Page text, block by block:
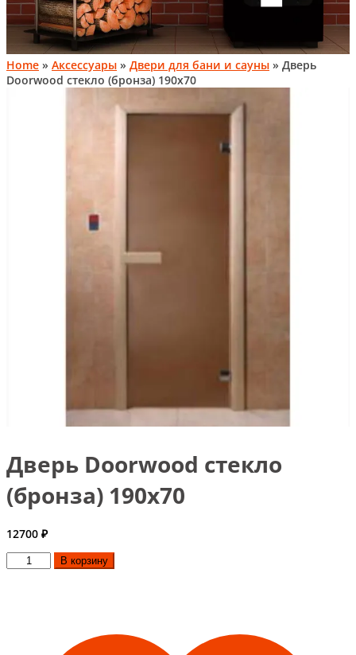
Home » Аксессуары » Двери для бани и сауны » Дверь
Doorwood стекло (бронза) 190х70
Дверь Doorwood стекло
(бронза) 190х70
12700 ₽
КоличествоВ корзину